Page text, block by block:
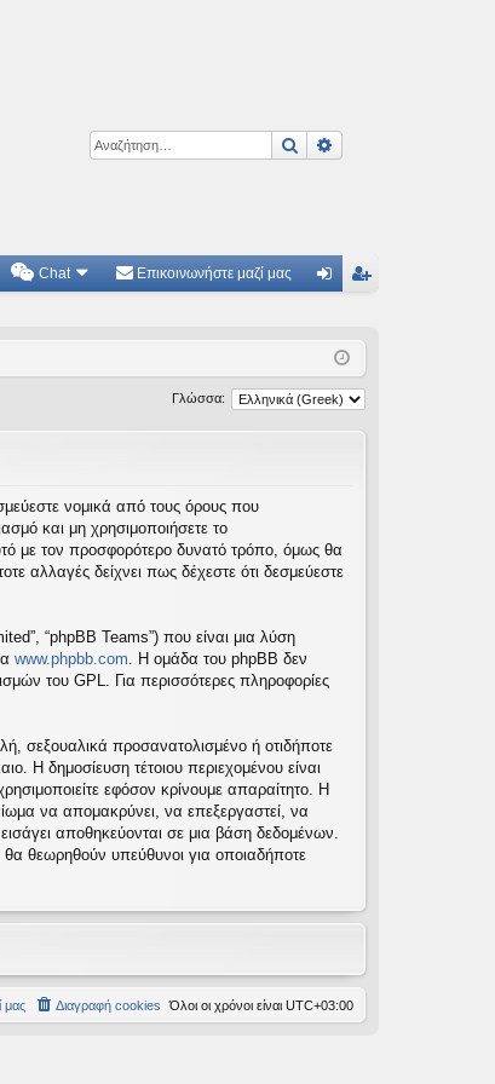
Αναζήτηση
Γ
Chat Επικοινωνήστε μαζί μας
ρα
Γλώσσα:
νομικά από τους όρους που
και μη χρησιμοποιήσετε το
με τον προσφορότερο δυνατό τρόπο, όμως θα
αλλαγές δείχνει πως δέχεστε ότι δεσμεύεστε
“phpBB Teams”) που είναι μια λύση
www.phpbb.com. Η ομάδα του phpBB δεν
του GPL. Για περισσότερες πληροφορίες
σεξουαλικά προσανατολισμένο ή οτιδήποτε
Η δημοσίευση τέτοιου περιεχομένου είναι
εφόσον κρίνουμε απαραίτητο. Η
να απομακρύνει, να επεξεργαστεί, να
αποθηκεύονται σε μια βάση δεδομένων.
θεωρηθούν υπεύθυνοι για οποιαδήποτε
Όλοι οι χρόνοι είναι UTC+03:00
Διαγραφή cookies
μας